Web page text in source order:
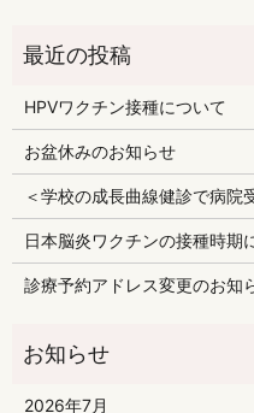
HPVワクチン接種について
お盆休みのお知らせ
＜学校の成長曲線健診で病院
日本脳炎ワクチンの接種時期
診療予約アドレス変更のお知
2026年7月